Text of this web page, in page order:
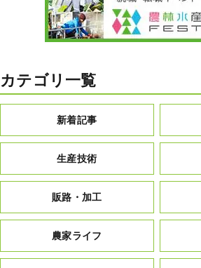
カテゴリ一覧
新着記事
生産技術
販路・加工
農家ライフ